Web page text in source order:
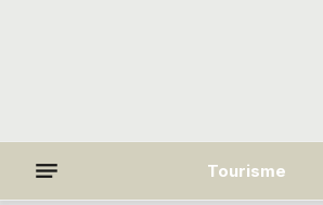
Tourisme